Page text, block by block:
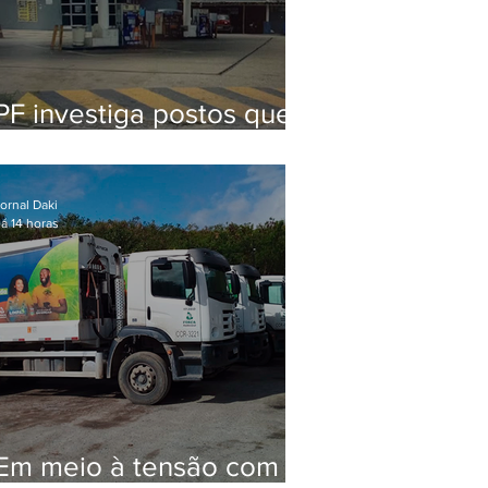
investiga postos que
de secretário
em 2020
meio à tensão com
Daki
14 horas